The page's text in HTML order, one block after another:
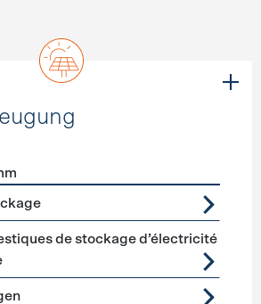
de stockage d’électricité